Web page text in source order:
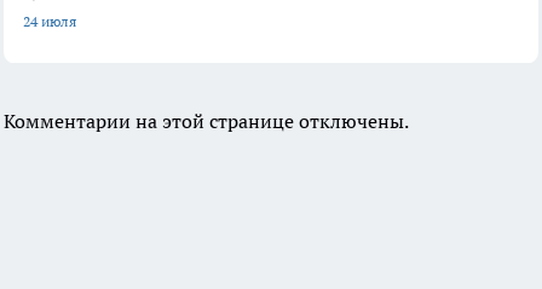
24 июля
Комментарии на этой странице отключены.